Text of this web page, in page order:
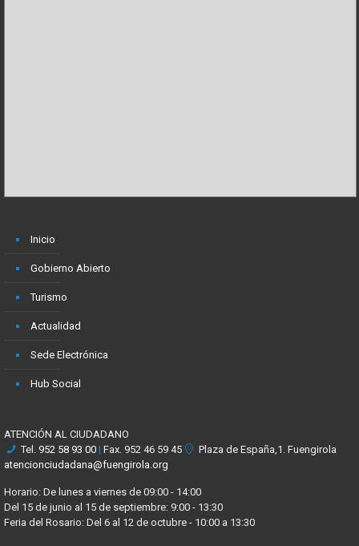
Inicio
Gobierno Abierto
Turismo
Actualidad
Sede Electrónica
Hub Social
ATENCIÓN AL CIUDADANO
Tel. 952 58 93 00 | Fax. 952 46 59 45
Plaza de España,1. Fuengirola
atencionciudadana@fuengirola.org
Horario: De lunes a viernes de 09:00 - 14:00
Del 15 de junio al 15 de septiembre: 9:00 - 13:30
Feria del Rosario: Del 6 al 12 de octubre - 10:00 a 13:30